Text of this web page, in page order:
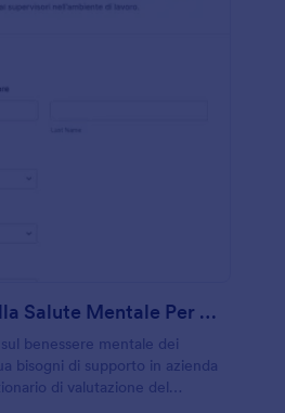
Valutazione Della Salute Mentale Per Supervisori Questionario
benessere mentale dei
bisogni di supporto in azienda
di valutazione del